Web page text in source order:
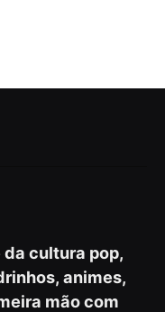
cultura pop,
animes,
mão com